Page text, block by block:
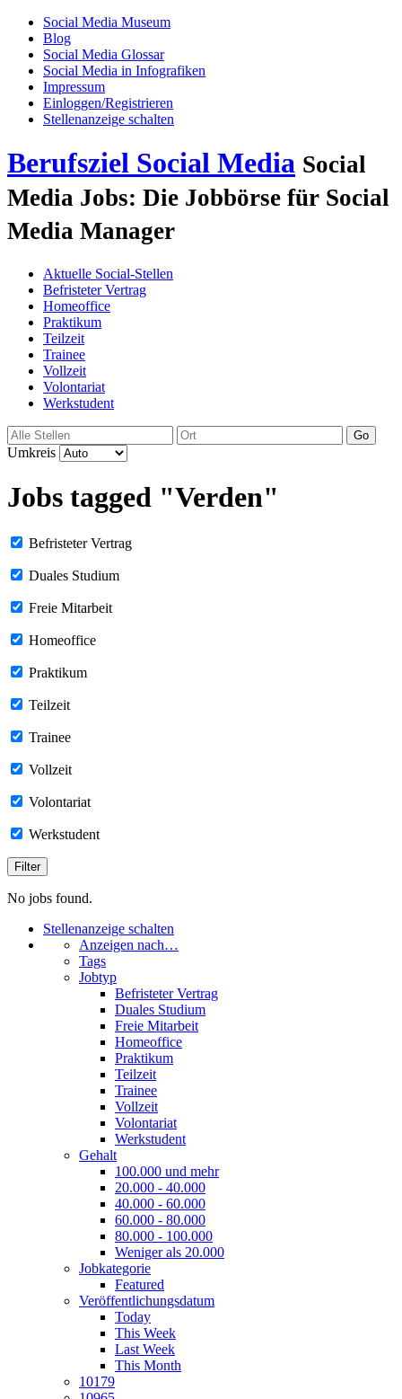
Social Media Museum
Blog
Social Media Glossar
Social Media in Infografiken
Impressum
Einloggen/Registrieren
Stellenanzeige schalten
Berufsziel Social Media Social
Media Jobs: Die Jobbörse für Social
Media Manager
Aktuelle Social-Stellen
Befristeter Vertrag
Homeoffice
Praktikum
Teilzeit
Trainee
Vollzeit
Volontariat
Werkstudent
Go
Umkreis
Jobs tagged "Verden"
Befristeter Vertrag
Duales Studium
Freie Mitarbeit
Homeoffice
Praktikum
Teilzeit
Trainee
Vollzeit
Volontariat
Werkstudent
No jobs found.
Stellenanzeige schalten
Anzeigen nach…
Tags
Jobtyp
Befristeter Vertrag
Duales Studium
Freie Mitarbeit
Homeoffice
Praktikum
Teilzeit
Trainee
Vollzeit
Volontariat
Werkstudent
Gehalt
100.000 und mehr
20.000 - 40.000
40.000 - 60.000
60.000 - 80.000
80.000 - 100.000
Weniger als 20.000
Jobkategorie
Featured
Veröffentlichungsdatum
Today
This Week
Last Week
This Month
10179